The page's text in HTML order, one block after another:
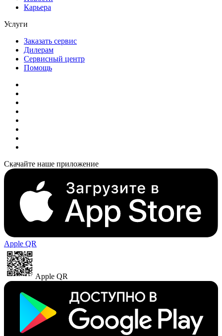
Карьера
Услуги
Заказать сервис
Дилерам
Сервисный центр
Помощь
Скачайте наше приложение
Apple QR
Apple QR